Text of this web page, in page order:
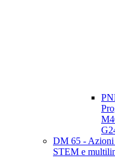
DM 65 - Azioni
STEM e